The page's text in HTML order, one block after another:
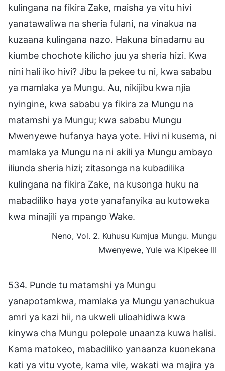
kulingana na fikira Zake, maisha ya vitu hivi
yanatawaliwa na sheria fulani, na vinakua na
kuzaana kulingana nazo. Hakuna binadamu au
kiumbe chochote kilicho juu ya sheria hizi. Kwa
nini hali iko hivi? Jibu la pekee tu ni, kwa sababu
ya mamlaka ya Mungu. Au, nikijibu kwa njia
nyingine, kwa sababu ya fikira za Mungu na
matamshi ya Mungu; kwa sababu Mungu
Mwenyewe hufanya haya yote. Hivi ni kusema, ni
mamlaka ya Mungu na ni akili ya Mungu ambayo
iliunda sheria hizi; zitasonga na kubadilika
kulingana na fikira Zake, na kusonga huku na
mabadiliko haya yote yanafanyika au kutoweka
kwa minajili ya mpango Wake.
Neno, Vol. 2. Kuhusu Kumjua Mungu. Mungu
Mwenyewe, Yule wa Kipekee III
534. Punde tu matamshi ya Mungu
yanapotamkwa, mamlaka ya Mungu yanachukua
amri ya kazi hii, na ukweli ulioahidiwa kwa
kinywa cha Mungu polepole unaanza kuwa halisi.
Kama matokeo, mabadiliko yanaanza kuonekana
kati ya vitu vyote, kama vile, wakati wa majira ya